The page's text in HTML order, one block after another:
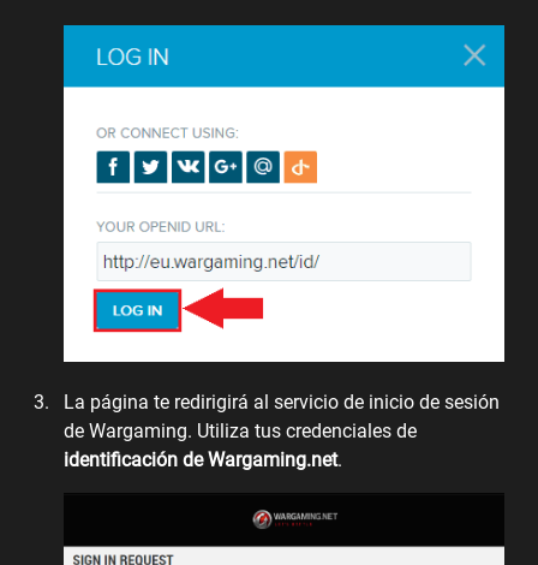
La página te redirigirá al servicio de inicio de sesión
de Wargaming. Utiliza tus credenciales de
identificación de Wargaming.net.